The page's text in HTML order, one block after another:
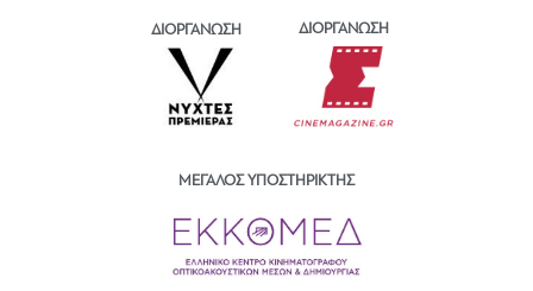
ΔΙΟΡΓΑΝΩΣΗ ΔΙΟΡΓΑΝΩΣΗ
ΜΕΓΑΛΟΣ ΥΠΟΣΤΗΡΙΚΤΗΣ